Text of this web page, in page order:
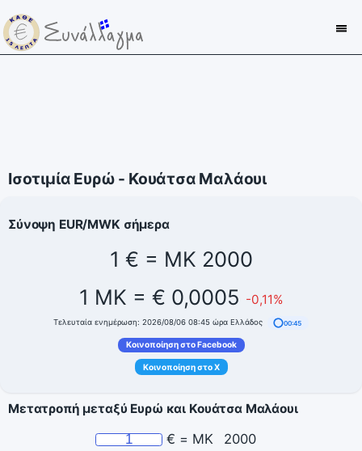
Ισοτιμία Ευρώ - Κουάτσα Μαλάουι
Σύνοψη EUR/MWK σήμερα
1 € = MK 2000
1 MK = € 0,0005 -0,11%
Τελευταία ενημέρωση: 2026/08/06 08:45 ώρα Ελλάδος 00:45
Κοινοποίηση στο Facebook
Κοινοποίηση στο X
Μετατροπή μεταξύ Ευρώ και Κουάτσα Μαλάουι
€ = MK 2000